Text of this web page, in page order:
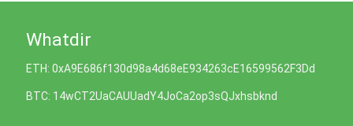
Whatdir
ETH: 0xA9E686f130d98a4d68eE934263cE16599562F3Dd
BTC: 14wCT2UaCAUUadY4JoCa2op3sQJxhsbknd